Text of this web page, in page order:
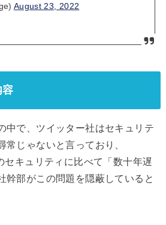
August 23, 2022
容
中で、ツイッター社はセキュリテ
常じゃないと言っており、
キュリティに比べて「数十年遅
幹部がこの問題を隠蔽していると